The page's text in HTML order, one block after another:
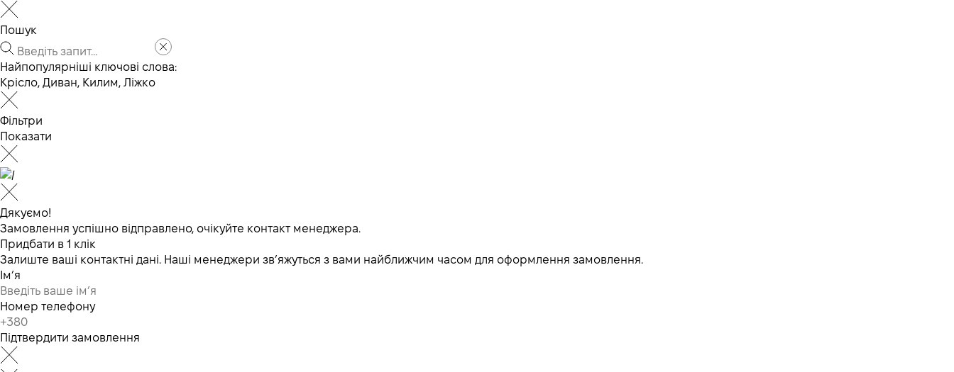
Пошук
Найпопулярніші ключові слова:
Крісло, Диван, Килим, Ліжко
Фільтри
Показати
Дякуємо!
Замовлення успішно відправлено, очікуйте контакт менеджера.
Придбати в 1 клік
Залиште ваші контактні дані. Наші менеджери зв’яжуться з вами найближчим часом для оформлення замовлення.
Ім’я
Номер телефону
Підтвердити замовлення